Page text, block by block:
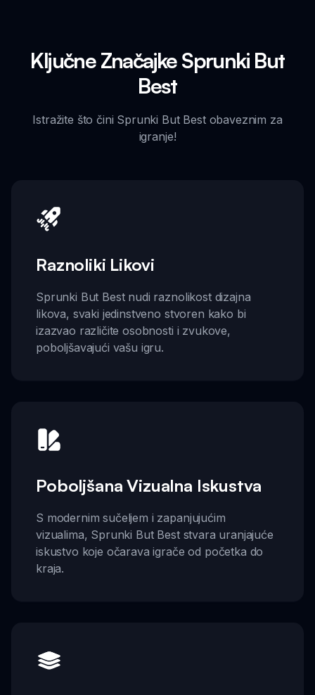
Ključne Značajke Sprunki But
Best
Istražite što čini Sprunki But Best obaveznim za
igranje!
Raznoliki Likovi
Sprunki But Best nudi raznolikost dizajna
likova, svaki jedinstveno stvoren kako bi
izazvao različite osobnosti i zvukove,
poboljšavajući vašu igru.
Poboljšana Vizualna Iskustva
S modernim sučeljem i zapanjujućim
vizualima, Sprunki But Best stvara uranjajuće
iskustvo koje očarava igrače od početka do
kraja.